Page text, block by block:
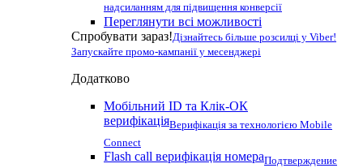
надсиланням для підвищення конверсії
Переглянути всі можливості
Спробувати зараз!Дізнайтесь більше розсилці у Viber!
Запускайте промо-кампанії у месенджері
Додатково
Мобільний ID та Клік-ОК
верифікаціяВерифікація за технологією Mobile
Connect
Flash call верифікація номераПодтверждение